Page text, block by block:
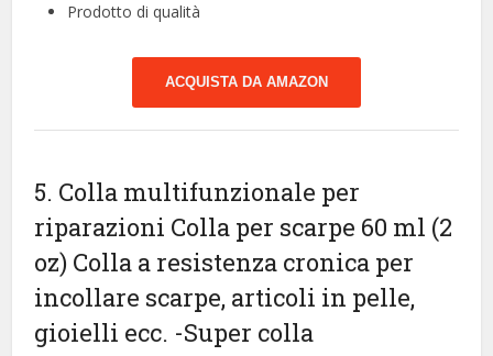
Prodotto di qualità
ACQUISTA DA AMAZON
5. Colla multifunzionale per
riparazioni Colla per scarpe 60 ml (2
oz) Colla a resistenza cronica per
incollare scarpe, articoli in pelle,
gioielli ecc. -Super colla